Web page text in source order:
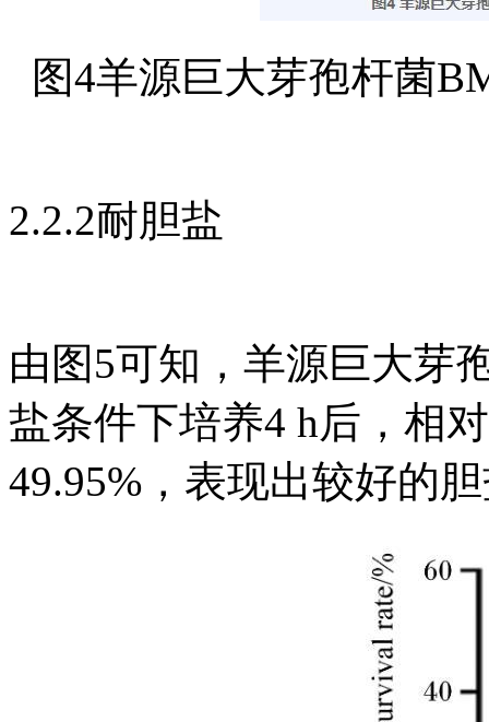
图4羊源巨大芽孢杆菌
2.2.2耐胆盐
由图5可知，羊源巨大芽
盐条件下培养4 h后，相
49.95%，表现出较好的